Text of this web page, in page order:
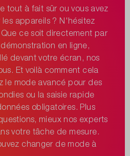
tout à fait sûr ou vous avez
appareils ? N'hésitez
ce soit directement par
en ligne,
devant votre écran, nos
Et voilà comment cela
le mode avancé pour des
ou la saisie rapide
obligatoires. Plus
mieux nos experts
votre tâche de mesure.
changer de mode à